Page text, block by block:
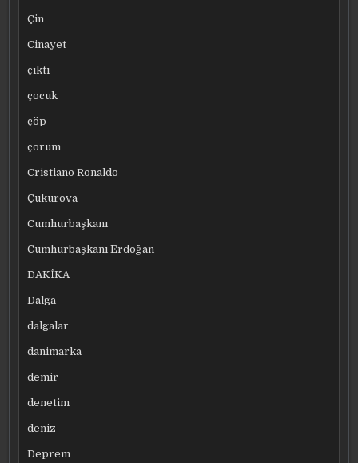
Çin
Cinayet
çıktı
çocuk
çöp
çorum
Cristiano Ronaldo
Çukurova
Cumhurbaşkanı
Cumhurbaşkanı Erdoğan
DAKİKA
Dalga
dalgalar
danimarka
demir
denetim
deniz
Deprem